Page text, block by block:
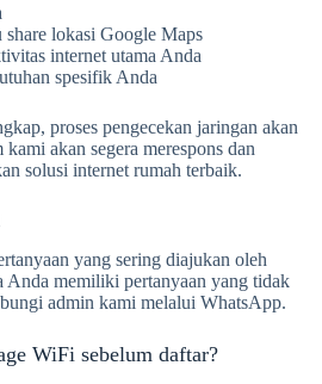
share lokasi Google Maps
internet utama Anda
spesifik Anda
proses pengecekan jaringan akan
akan segera merespons dan
solusi internet rumah terbaik.
yang sering diajukan oleh
Anda memiliki pertanyaan yang tidak
admin kami melalui WhatsApp.
WiFi sebelum daftar?